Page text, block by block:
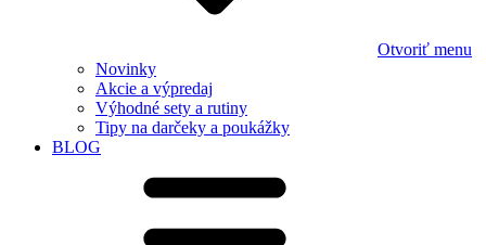
Otvoriť menu
Novinky
Akcie a výpredaj
Výhodné sety a rutiny
Tipy na darčeky a poukážky
BLOG